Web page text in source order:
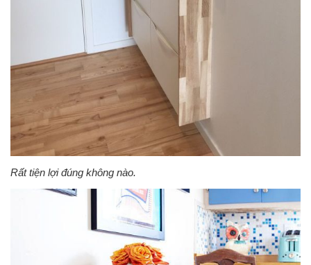
Rất tiện lợi đúng không nào.